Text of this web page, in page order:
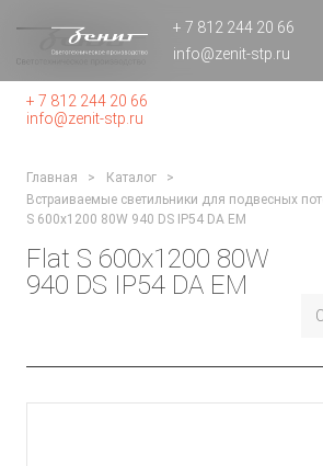
+ 7 812 244 20 66
info@zenit-stp.ru
+ 7 812 244 20 66
info@zenit-stp.ru
Главная
Каталог
Встраиваемые светильники для подвесных
S 600x1200 80W 940 DS IP54 DA EM
Flat S 600x1200 80W
940 DS IP54 DA EM